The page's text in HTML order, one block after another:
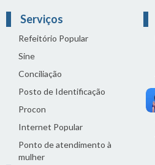
Serviços
Refeitório Popular
Sine
Conciliação
Posto de Identificação
Procon
Internet Popular
Ponto de atendimento à
mulher